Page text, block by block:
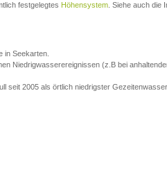
festgelegtes Höhensystem . Siehe auch die
in Seekarten.
Niedrigwasserereignissen (z.B bei
seit 2005 als örtlich niedrigster